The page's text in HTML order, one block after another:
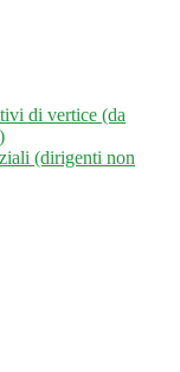
di vertice (da
(dirigenti non